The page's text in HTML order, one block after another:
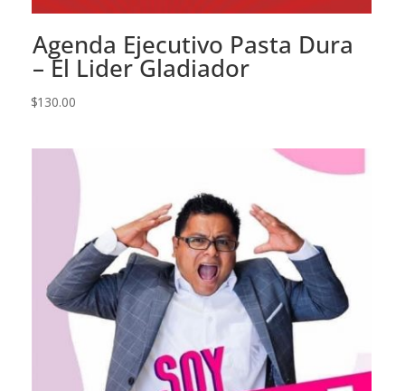
Agenda Ejecutivo Pasta Dura
– El Lider Gladiador
$130.00